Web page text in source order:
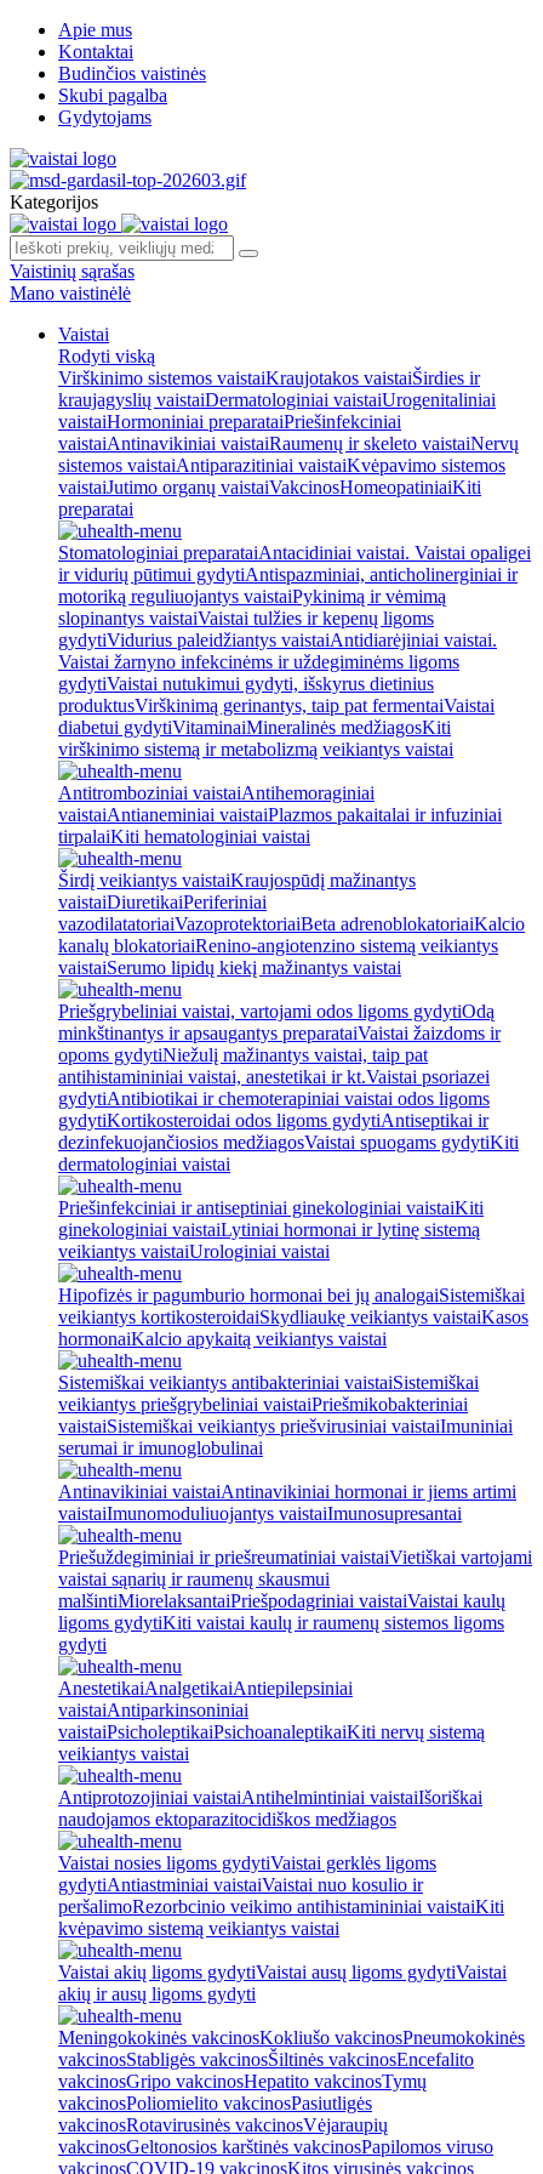
Apie mus
Kontaktai
Budinčios vaistinės
Skubi pagalba
Gydytojams
Kategorijos
Vaistinių sąrašas
Mano vaistinėlė
Vaistai
Rodyti viską
Virškinimo sistemos vaistaiKraujotakos vaistaiŠirdies ir
kraujagyslių vaistaiDermatologiniai vaistaiUrogenitaliniai
vaistaiHormoniniai preparataiPriešinfekciniai
vaistaiAntinavikiniai vaistaiRaumenų ir skeleto vaistaiNervų
sistemos vaistaiAntiparazitiniai vaistaiKvėpavimo sistemos
vaistaiJutimo organų vaistaiVakcinosHomeopatiniaiKiti
preparatai
Stomatologiniai preparataiAntacidiniai vaistai. Vaistai opaligei
ir vidurių pūtimui gydytiAntispazminiai, anticholinerginiai ir
motoriką reguliuojantys vaistaiPykinimą ir vėmimą
slopinantys vaistaiVaistai tulžies ir kepenų ligoms
gydytiVidurius paleidžiantys vaistaiAntidiarėjiniai vaistai.
Vaistai žarnyno infekcinėms ir uždegiminėms ligoms
gydytiVaistai nutukimui gydyti, išskyrus dietinius
produktusVirškinimą gerinantys, taip pat fermentaiVaistai
diabetui gydytiVitaminaiMineralinės medžiagosKiti
virškinimo sistemą ir metabolizmą veikiantys vaistai
Antitromboziniai vaistaiAntihemoraginiai
vaistaiAntianeminiai vaistaiPlazmos pakaitalai ir infuziniai
tirpalaiKiti hematologiniai vaistai
Širdį veikiantys vaistaiKraujospūdį mažinantys
vaistaiDiuretikaiPeriferiniai
vazodilatatoriaiVazoprotektoriaiBeta adrenoblokatoriaiKalcio
kanalų blokatoriaiRenino-angiotenzino sistemą veikiantys
vaistaiSerumo lipidų kiekį mažinantys vaistai
Priešgrybeliniai vaistai, vartojami odos ligoms gydytiOdą
minkštinantys ir apsaugantys preparataiVaistai žaizdoms ir
opoms gydytiNiežulį mažinantys vaistai, taip pat
antihistamininiai vaistai, anestetikai ir kt.Vaistai psoriazei
gydytiAntibiotikai ir chemoterapiniai vaistai odos ligoms
gydytiKortikosteroidai odos ligoms gydytiAntiseptikai ir
dezinfekuojančiosios medžiagosVaistai spuogams gydytiKiti
dermatologiniai vaistai
Priešinfekciniai ir antiseptiniai ginekologiniai vaistaiKiti
ginekologiniai vaistaiLytiniai hormonai ir lytinę sistemą
veikiantys vaistaiUrologiniai vaistai
Hipofizės ir pagumburio hormonai bei jų analogaiSistemiškai
veikiantys kortikosteroidaiSkydliaukę veikiantys vaistaiKasos
hormonaiKalcio apykaitą veikiantys vaistai
Sistemiškai veikiantys antibakteriniai vaistaiSistemiškai
veikiantys priešgrybeliniai vaistaiPriešmikobakteriniai
vaistaiSistemiškai veikiantys priešvirusiniai vaistaiImuniniai
serumai ir imunoglobulinai
Antinavikiniai vaistaiAntinavikiniai hormonai ir jiems artimi
vaistaiImunomoduliuojantys vaistaiImunosupresantai
Priešuždegiminiai ir priešreumatiniai vaistaiVietiškai vartojami
vaistai sąnarių ir raumenų skausmui
malšintiMiorelaksantaiPriešpodagriniai vaistaiVaistai kaulų
ligoms gydytiKiti vaistai kaulų ir raumenų sistemos ligoms
gydyti
AnestetikaiAnalgetikaiAntiepilepsiniai
vaistaiAntiparkinsoniniai
vaistaiPsicholeptikaiPsichoanaleptikaiKiti nervų sistemą
veikiantys vaistai
Antiprotozojiniai vaistaiAntihelmintiniai vaistaiIšoriškai
naudojamos ektoparazitocidiškos medžiagos
Vaistai nosies ligoms gydytiVaistai gerklės ligoms
gydytiAntiastminiai vaistaiVaistai nuo kosulio ir
peršalimoRezorbcinio veikimo antihistamininiai vaistaiKiti
kvėpavimo sistemą veikiantys vaistai
Vaistai akių ligoms gydytiVaistai ausų ligoms gydytiVaistai
akių ir ausų ligoms gydyti
Meningokokinės vakcinosKokliušo vakcinosPneumokokinės
vakcinosStabligės vakcinosŠiltinės vakcinosEncefalito
vakcinosGripo vakcinosHepatito vakcinosTymų
vakcinosPoliomielito vakcinosPasiutligės
vakcinosRotavirusinės vakcinosVėjaraupių
vakcinosGeltonosios karštinės vakcinosPapilomos viruso
vakcinosCOVID-19 vakcinosKitos virusinės vakcinos